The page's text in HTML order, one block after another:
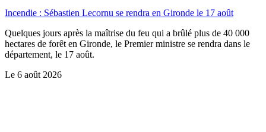
Incendie : Sébastien Lecornu se rendra en Gironde le 17 août
Quelques jours après la maîtrise du feu qui a brûlé plus de 40 000
hectares de forêt en Gironde, le Premier ministre se rendra dans le
département, le 17 août.
Le 6 août 2026